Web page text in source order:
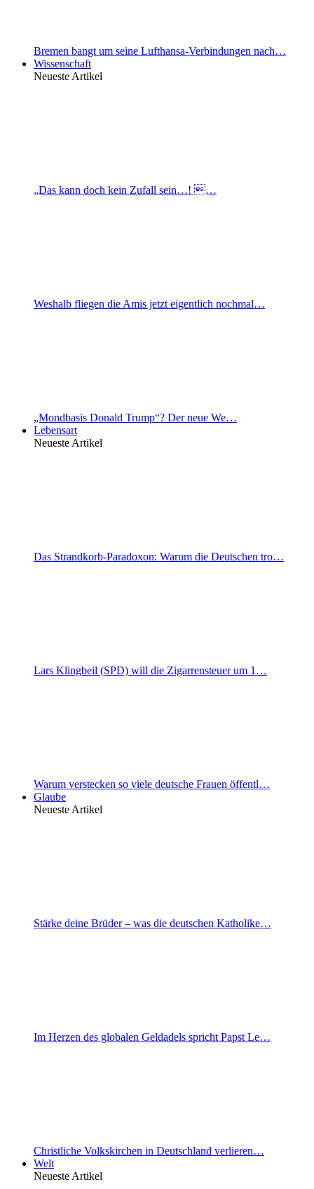
Bremen bangt um seine Lufthansa-Verbindungen nach…
Wissenschaft
Neueste Artikel
„Das kann doch kein Zufall sein…! …
Weshalb fliegen die Amis jetzt eigentlich nochmal…
„Mondbasis Donald Trump“? Der neue We…
Lebensart
Neueste Artikel
Das Strandkorb-Paradoxon: Warum die Deutschen tro…
Lars Klingbeil (SPD) will die Zigarrensteuer um 1…
Warum verstecken so viele deutsche Frauen öffentl…
Glaube
Neueste Artikel
Stärke deine Brüder – was die deutschen Katholike…
Im Herzen des globalen Geldadels spricht Papst Le…
Christliche Volkskirchen in Deutschland verlieren…
Welt
Neueste Artikel